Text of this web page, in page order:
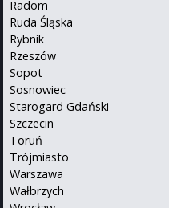
Radom
Ruda Śląska
Rybnik
Rzeszów
Sopot
Sosnowiec
Starogard Gdański
Szczecin
Toruń
Trójmiasto
Warszawa
Wałbrzych